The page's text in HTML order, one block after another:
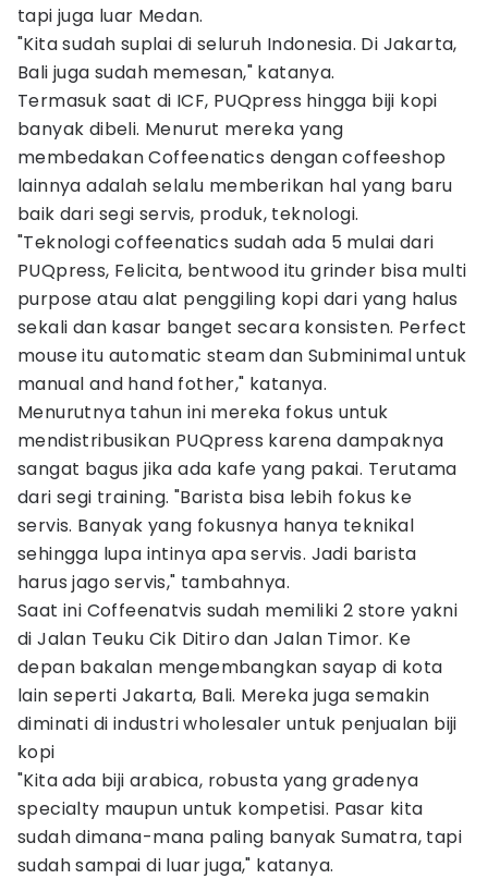
tapi juga luar Medan.
"Kita sudah suplai di seluruh Indonesia. Di Jakarta,
Bali juga sudah memesan," katanya.
Termasuk saat di ICF, PUQpress hingga biji kopi
banyak dibeli. Menurut mereka yang
membedakan Coffeenatics dengan coffeeshop
lainnya adalah selalu memberikan hal yang baru
baik dari segi servis, produk, teknologi.
"Teknologi coffeenatics sudah ada 5 mulai dari
PUQpress, Felicita, bentwood itu grinder bisa multi
purpose atau alat penggiling kopi dari yang halus
sekali dan kasar banget secara konsisten. Perfect
mouse itu automatic steam dan Subminimal untuk
manual and hand fother," katanya.
Menurutnya tahun ini mereka fokus untuk
mendistribusikan PUQpress karena dampaknya
sangat bagus jika ada kafe yang pakai. Terutama
dari segi training. "Barista bisa lebih fokus ke
servis. Banyak yang fokusnya hanya teknikal
sehingga lupa intinya apa servis. Jadi barista
harus jago servis," tambahnya.
Saat ini Coffeenatvis sudah memiliki 2 store yakni
di Jalan Teuku Cik Ditiro dan Jalan Timor. Ke
depan bakalan mengembangkan sayap di kota
lain seperti Jakarta, Bali. Mereka juga semakin
diminati di industri wholesaler untuk penjualan biji
kopi
"Kita ada biji arabica, robusta yang gradenya
specialty maupun untuk kompetisi. Pasar kita
sudah dimana-mana paling banyak Sumatra, tapi
sudah sampai di luar juga," katanya.